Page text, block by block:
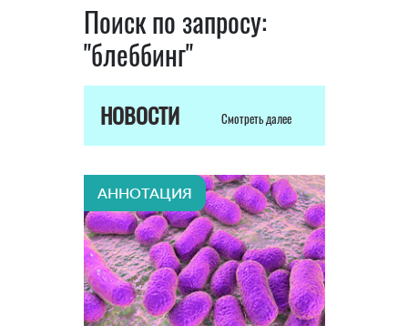
Поиск по запросу:
"блеббинг"
НОВОСТИ Смотреть далее
АННОТАЦИЯ